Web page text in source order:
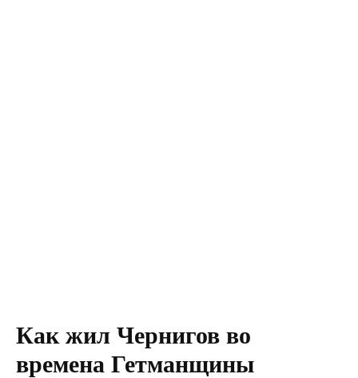
Как жил Чернигов во
времена Гетманщины